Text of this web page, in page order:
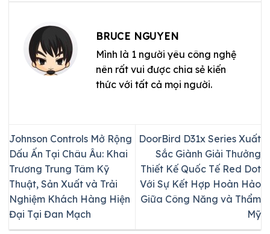
BRUCE NGUYEN
Mình là 1 người yêu công nghệ
nên rất vui được chia sẻ kiến
thức với tất cả mọi người.
Johnson Controls Mở Rộng
Dấu Ấn Tại Châu Âu: Khai
Trương Trung Tâm Kỹ
Thuật, Sản Xuất và Trải
Nghiệm Khách Hàng Hiện
Đại Tại Đan Mạch
DoorBird D31x Series Xuất
Sắc Giành Giải Thưởng
Thiết Kế Quốc Tế Red Dot
Với Sự Kết Hợp Hoàn Hảo
Giữa Công Năng và Thẩm
Mỹ